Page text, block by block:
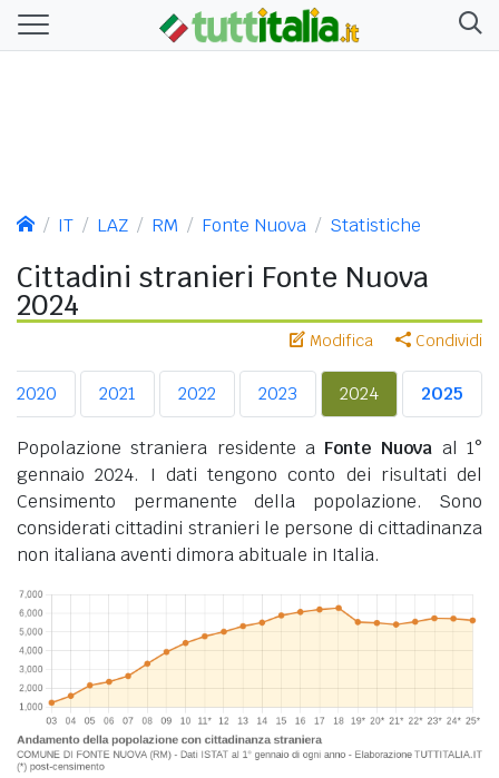
IT LAZ RM Fonte Nuova Statistiche
Cittadini stranieri Fonte Nuova
2024
Modifica Condividi
2020 2021 2022 2023 2024 2025
Popolazione straniera residente a Fonte Nuova al 1°
gennaio 2024. I dati tengono conto dei risultati del
Censimento permanente della popolazione. Sono
considerati cittadini stranieri le persone di cittadinanza
non italiana aventi dimora abituale in Italia.